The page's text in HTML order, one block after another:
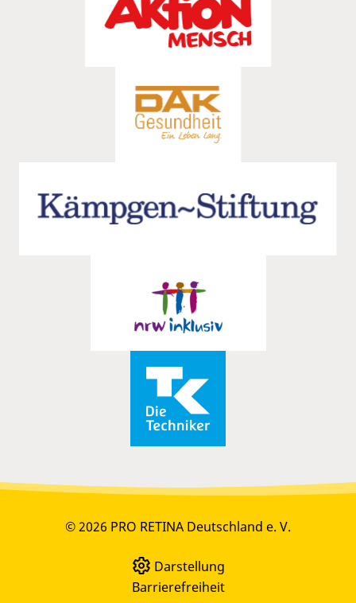
© 2026 PRO RETINA Deutschland e. V.
Darstellung
Barrierefreiheit